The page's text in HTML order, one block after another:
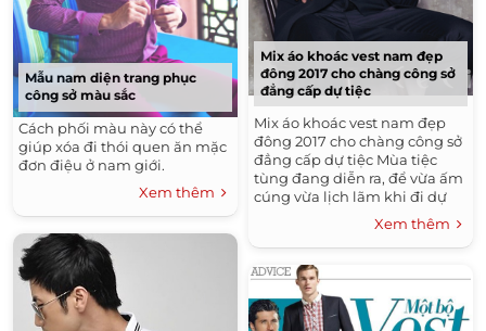
Những Kiểu Nail Đẹp
Tóc Uốn Đẹp
Tóc Ngang Vai Đẹp
Bộ Sưu Tập Thời Trang Nam Đẹp
Áo Thun Nam Đẹp
Tóc Ngắn Ngang Vai Đẹp
Kiểu Tóc Nam Đẹp
Áo Sơ Mi Nữ Công Sở Đẹp Hàn Quốc 2016
Tóc Xoăn Đẹp
Đầm Đẹp - Váy Đẹp Công Sở Hàn Quốc 2016
Áo Sơ Mi Nam Đẹp
Tóc Tết Đẹp
Áo Khoác Nam Đẹp Hàn Quốc 2015 - 2016 Ấm Áp
Không Lạnh
Mẫu nam diện trang phục
công sở màu sắc
Cách phối màu này có thể
giúp xóa đi thói quen ăn mặc
đơn điệu ở nam giới.
Xem thêm
Mix áo khoác vest nam đẹp
đông 2017 cho chàng công sở
đẳng cấp dự tiệc
Mix áo khoác vest nam đẹp
đông 2017 cho chàng công sở
đẳng cấp dự tiệc Mùa tiệc
tùng đang diễn ra, để vừa ấm
cúng vừa lịch lãm khi đi dự
tiệc, quý ông nên khoác trên
Xem thêm